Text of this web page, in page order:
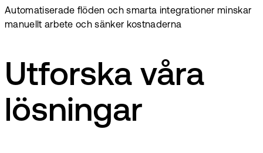
Automatiserade flöden och smarta integrationer minskar
manuellt arbete och sänker kostnaderna
Utforska våra
lösningar